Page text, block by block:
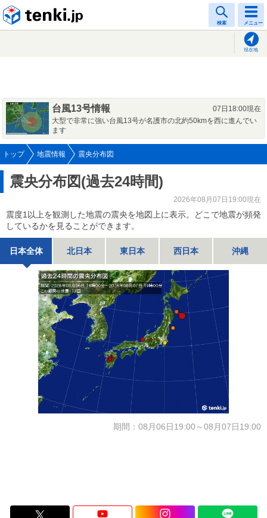
検索 メニュー
現在地
台風13号情報
07日18:00現在
大型で非常に強い台風13号が名護市の北約50kmを西に進んでい
ます
トップ 地震情報 震央分布図
震央分布図(過去24時間)
2026年08月07日19:00現在
震度1以上を観測した地震の震央を地図上に表示。どこで地震が頻発
しているかを見ることができます。
日本全体 北日本 東日本 西日本 沖縄
期間：08月06日19:00～08月07日19:00